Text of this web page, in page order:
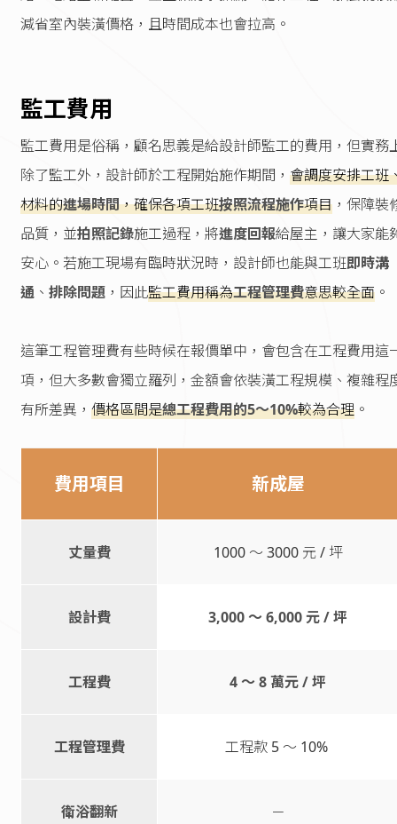
減省室內裝潢價格，且時間成本也會拉高。
監工費用
監工費用是俗稱，顧名思義是給設計師監工的費用，但實務
除了監工外，設計師於工程開始施作期間， 會調度安排工班
材料的進場時間，確保各項工班按照流程施作項目 ，保障裝
品質，並拍照記錄施工過程，將進度回報給屋主，讓大家能
安心。若施工現場有臨時狀況時，設計師也能與工班即時溝
通 、 排除問題 ，因此監工費用稱為工程管理費意思較全面 。
這筆工程管理費有些時候在報價單中，會包含在工程費用這
項，但大多數會獨立羅列，金額會依裝潢工程規模、複雜程
有所差異， 價格區間是總工程費用的5～10%較為合理 。
費用項目 新成屋
丈量費 1000 ～ 3000 元 / 坪
設計費 3,000 ～ 6,000 元 / 坪
工程費 4 ～ 8 萬元 / 坪
工程管理費 工程款 5 ～ 10%
衛浴翻新 －